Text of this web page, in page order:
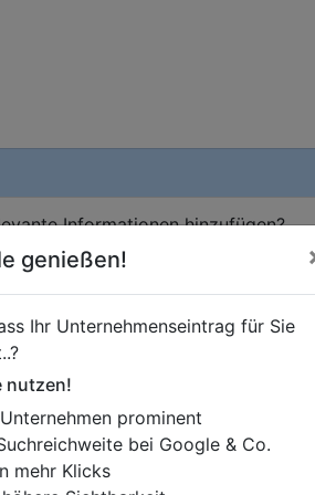
Informationen hinzufügen?
Ihren Firmeneintrag um
abheben.
genießen!
Ihr Unternehmenseintrag für Sie
nutzen!
prominent
bei Google & Co.
mehr Klicks